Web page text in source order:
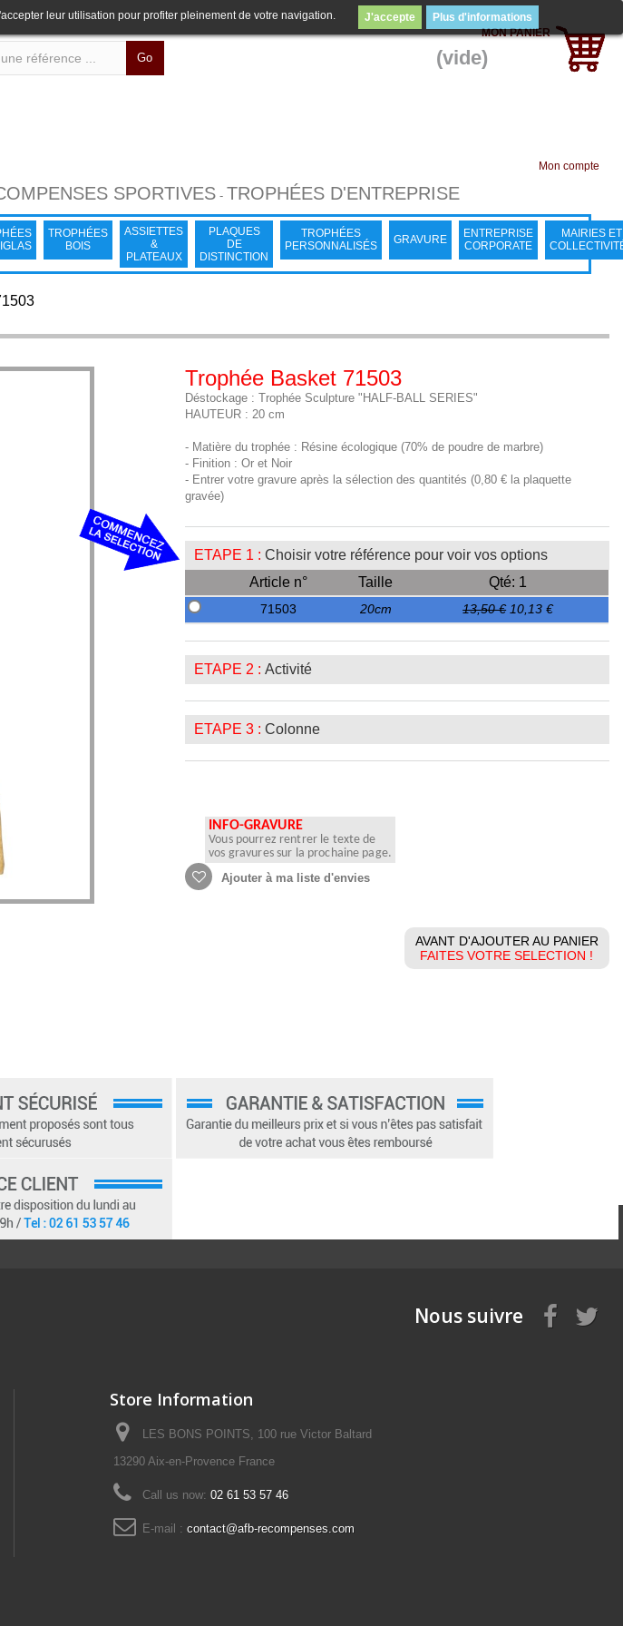
Go
MON PANIER
(vide)
Mon compte
SPORTIVES- TROPHÉES D'ENTREPRISE
TROPHÉES
BOIS
ASSIETTES
&
PLATEAUX
PLAQUES
DE
DISTINCTION
TROPHÉES
PERSONNALISÉS
GRAVURE
ENTREPRISE
CORPORATE
MAIRIES ET
leur utilisation pour profiter pleinement de votre navigation. J'accepte Plus d'informations
Trophée Basket 71503
Déstockage : Trophée Sculpture "HALF-BALL SERIES"
HAUTEUR : 20 cm
- Matière du trophée : Résine écologique (70% de poudre de marbre)
- Finition : Or et Noir
- Entrer votre gravure après la sélection des quantités (0,80 € la plaquette
gravée)
ETAPE 1 : Choisir votre référence pour voir vos options
Article n°
Taille Qté: 1
71503 20cm 13,50 € 10,13 €
ETAPE 2 : Activité
ETAPE 3 : Colonne
INFO-GRAVURE
Vous pourrez rentrer le texte de
vos gravures sur la prochaine page.
Ajouter à ma liste d'envies
AVANT D'AJOUTER AU PANIER
FAITES VOTRE SELECTION !
Nous suivre
Store Information
LES BONS POINTS, 100 rue Victor Baltard
13290 Aix-en-Provence France
Call us now: 02 61 53 57 46
E-mail : contact@afb-recompenses.com